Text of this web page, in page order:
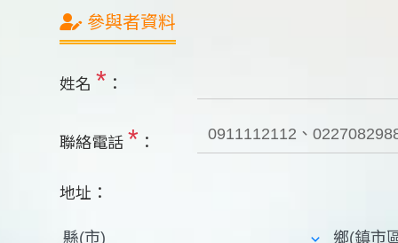
參與者資料
姓名 * ：
聯絡電話 * ：
地址：